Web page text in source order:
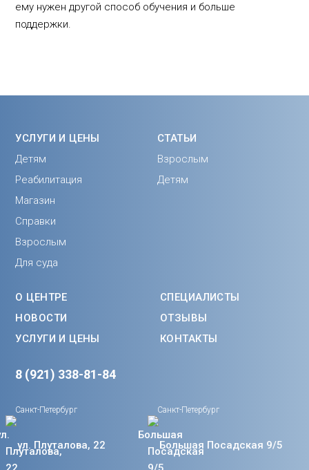
ему нужен другой способ обучения и больше
поддержки.
УСЛУГИ И ЦЕНЫ
Детям
Реабилитация
Магазин
Справки
Взрослым
Для суда
СТАТЬИ
Взрослым
Детям
О ЦЕНТРЕ
НОВОСТИ
УСЛУГИ И ЦЕНЫ
СПЕЦИАЛИСТЫ
ОТЗЫВЫ
КОНТАКТЫ
8 (921) 338-81-84
Санкт-Петербург
ул. Плуталова, 22
Санкт-Петербург
Большая Посадская 9/5